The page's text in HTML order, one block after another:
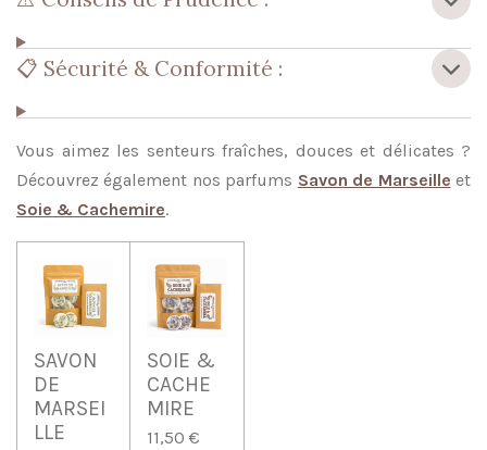
📋 Sécurité & Conformité :
Vous aimez les senteurs fraîches, douces et délicates ?
Découvrez également nos parfums Savon de Marseille et
Soie & Cachemire.
SAVON
DE
MARSEI
LLE
SOIE &
CACHE
MIRE
11,50 €